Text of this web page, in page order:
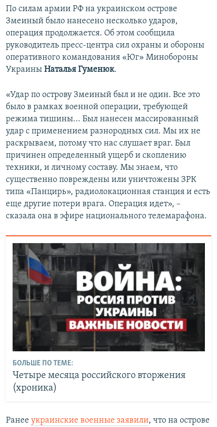
По силам армии РФ на украинском острове
Змеиный было нанесено несколько ударов,
операция продолжается. Об этом сообщила
руководитель пресс-центра сил охраны и обороны
оперативного командования «Юг» Минобороны
Украины Наталья Гуменюк.
«Удар по острову Змеиный был и не один. Все это
было в рамках военной операции, требующей
режима тишины... Был нанесен массированный
удар с применением разнородных сил. Мы их не
раскрываем, потому что нас слушает враг. Был
причинен определенный ущерб и скоплению
техники, и личному составу. Мы знаем, что
существенно повреждены или уничтожены ЗРК
типа «Панцирь», радиолокационная станция и есть
еще другие потери врага. Операция идет», –
сказала она в эфире национального телемарафона.
БОЛЬШЕ ПО ТЕМЕ:
Четыре месяца российского вторжения
(хроника)
Ранее украинские военные заявили, что на острове